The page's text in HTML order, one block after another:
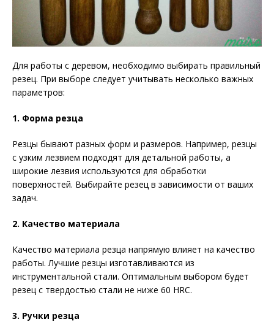
Для работы с деревом, необходимо выбирать правильный
резец. При выборе следует учитывать несколько важных
параметров:
1. Форма резца
Резцы бывают разных форм и размеров. Например, резцы
с узким лезвием подходят для детальной работы, а
широкие лезвия используются для обработки
поверхностей. Выбирайте резец в зависимости от ваших
задач.
2. Качество материала
Качество материала резца напрямую влияет на качество
работы. Лучшие резцы изготавливаются из
инструментальной стали. Оптимальным выбором будет
резец с твердостью стали не ниже 60 HRC.
3. Ручки резца